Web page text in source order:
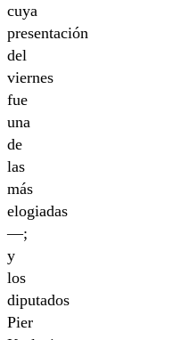
cuya
presentación
del
viernes
fue
una
de
las
más
elogiadas
—;
y
los
diputados
Pier